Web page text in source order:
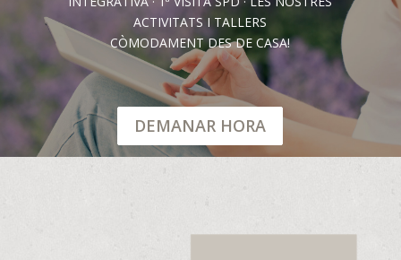
ACTIVITATS I TALLERS
CÒMODAMENT DES DE CASA!
DEMANAR HORA